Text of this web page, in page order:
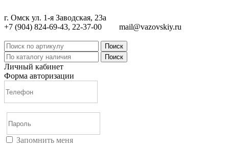
г. Омск ул. 1-я Заводская, 23а
+7 (904) 824-69-43, 22-37-00
mail@vazovskiy.ru
Поиск
Поиск
Личный кабинет
Форма авторизации
Запомнить меня